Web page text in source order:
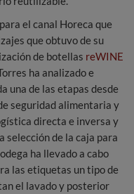
el canal Horeca que
que obtuvo de su
de botellas reWINE
ha analizado e
una de las etapas desde
seguridad alimentaria y
directa e inversa y
selección de la caja para
ha llevado a cabo
las etiquetas un tipo de
el lavado y posterior